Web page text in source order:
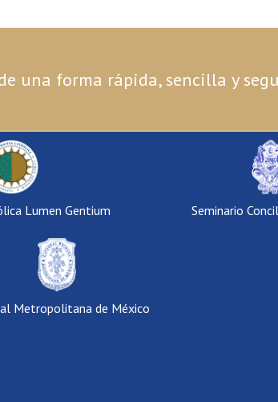
una forma rápida, sencilla y
Lumen Gentium Seminario
Metropolitana de México